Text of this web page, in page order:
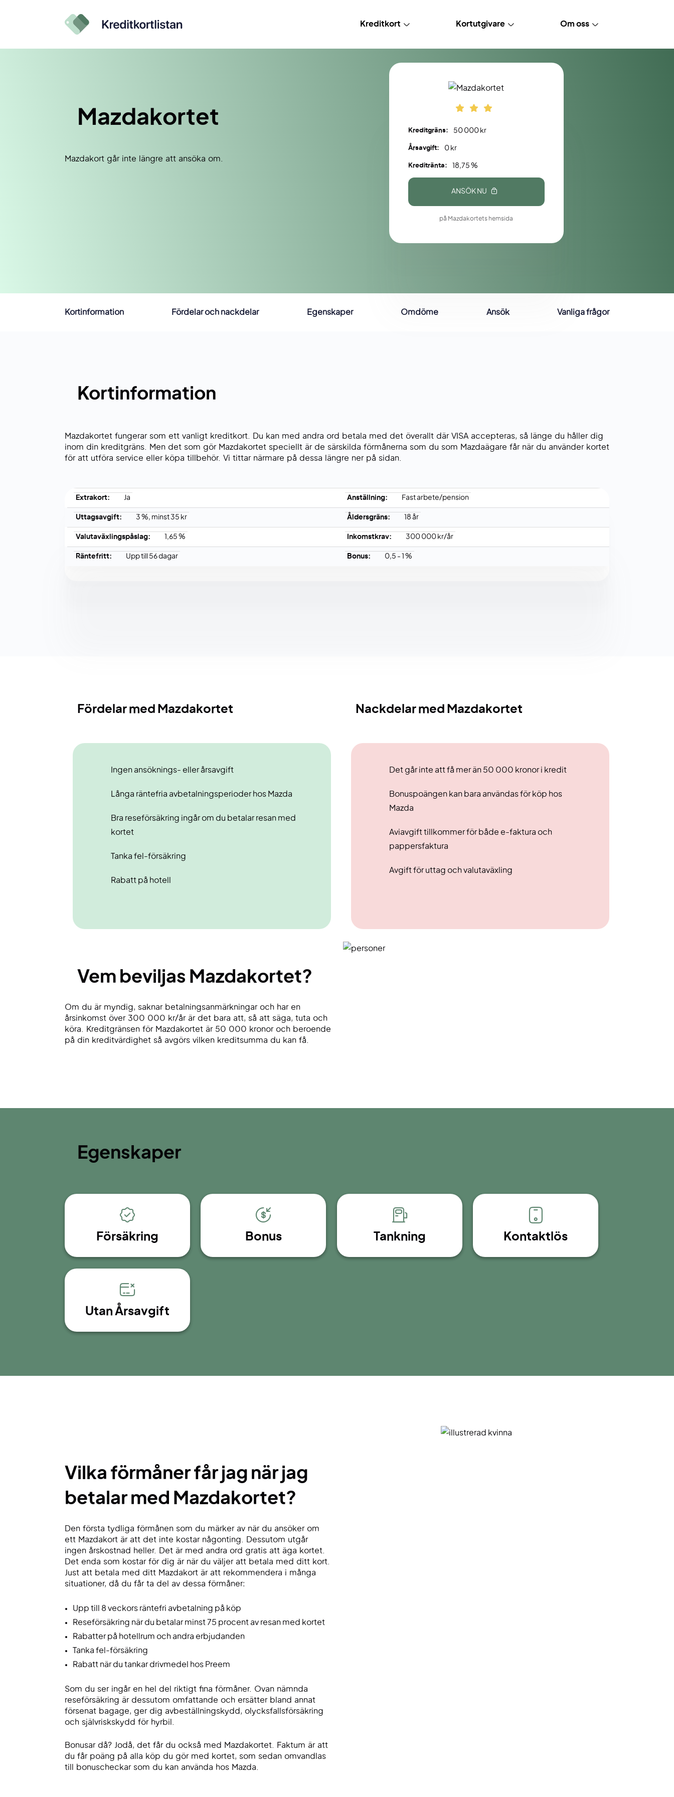
Kreditkort Kortutgivare Om oss
Mazdakortet
Mazdakort går inte längre att ansöka om.
Kreditgräns: 50 000 kr
Årsavgift: 0 kr
Kreditränta: 18,75 %
ANSÖK NU
på Mazdakortets hemsida
Kortinformation Fördelar och nackdelar Egenskaper Omdöme Ansök Vanliga frågor
Kortinformation
Mazdakortet fungerar som ett vanligt kreditkort. Du kan med andra ord betala med det överallt där VISA accepteras, så länge du håller dig
inom din kreditgräns. Men det som gör Mazdakortet speciellt är de särskilda förmånerna som du som Mazdaägare får när du använder kortet
för att utföra service eller köpa tillbehör. Vi tittar närmare på dessa längre ner på sidan.
Extrakort: Ja Anställning: Fast arbete/pension
Uttagsavgift: 3 %, minst 35 kr Åldersgräns: 18 år
Valutaväxlingspåslag: 1,65 % Inkomstkrav: 300 000 kr/år
Räntefritt: Upp till 56 dagar Bonus: 0,5 - 1 %
Fördelar med Mazdakortet
Ingen ansöknings- eller årsavgift
Långa räntefria avbetalningsperioder hos Mazda
Bra reseförsäkring ingår om du betalar resan med
kortet
Tanka fel-försäkring
Rabatt på hotell
Nackdelar med Mazdakortet
Det går inte att få mer än 50 000 kronor i kredit
Bonuspoängen kan bara användas för köp hos
Mazda
Aviavgift tillkommer för både e-faktura och
pappersfaktura
Avgift för uttag och valutaväxling
Vem beviljas Mazdakortet?
Om du är myndig, saknar betalningsanmärkningar och har en
årsinkomst över 300 000 kr/år är det bara att, så att säga, tuta och
köra. Kreditgränsen för Mazdakortet är 50 000 kronor och beroende
på din kreditvärdighet så avgörs vilken kreditsumma du kan få.
Egenskaper
Försäkring Bonus Tankning Kontaktlös
Utan Årsavgift
Vilka förmåner får jag när jag
betalar med Mazdakortet?
Den första tydliga förmånen som du märker av när du ansöker om
ett Mazdakort är att det inte kostar någonting. Dessutom utgår
ingen årskostnad heller. Det är med andra ord gratis att äga kortet.
Det enda som kostar för dig är när du väljer att betala med ditt kort.
Just att betala med ditt Mazdakort är att rekommendera i många
situationer, då du får ta del av dessa förmåner:
Upp till 8 veckors räntefri avbetalning på köp
Reseförsäkring när du betalar minst 75 procent av resan med kortet
Rabatter på hotellrum och andra erbjudanden
Tanka fel-försäkring
Rabatt när du tankar drivmedel hos Preem
Som du ser ingår en hel del riktigt fina förmåner. Ovan nämnda
reseförsäkring är dessutom omfattande och ersätter bland annat
försenat bagage, ger dig avbeställningskydd, olycksfallsförsäkring
och självriskskydd för hyrbil.
Bonusar då? Jodå, det får du också med Mazdakortet. Faktum är att
du får poäng på alla köp du gör med kortet, som sedan omvandlas
till bonuscheckar som du kan använda hos Mazda.